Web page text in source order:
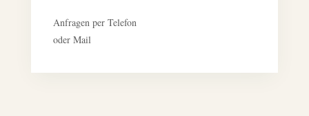
Anfragen per Telefon
oder Mail